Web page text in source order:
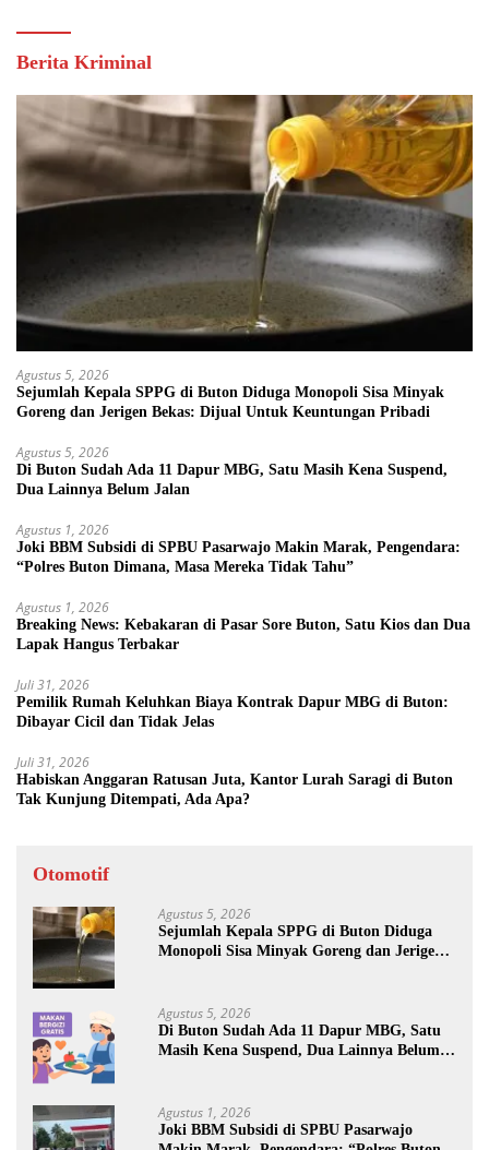
Berita Kriminal
Agustus 5, 2026
Sejumlah Kepala SPPG di Buton Diduga Monopoli Sisa Minyak
Goreng dan Jerigen Bekas: Dijual Untuk Keuntungan Pribadi
Agustus 5, 2026
Di Buton Sudah Ada 11 Dapur MBG, Satu Masih Kena Suspend,
Dua Lainnya Belum Jalan
Agustus 1, 2026
Joki BBM Subsidi di SPBU Pasarwajo Makin Marak, Pengendara:
“Polres Buton Dimana, Masa Mereka Tidak Tahu”
Agustus 1, 2026
Breaking News: Kebakaran di Pasar Sore Buton, Satu Kios dan Dua
Lapak Hangus Terbakar
Juli 31, 2026
Pemilik Rumah Keluhkan Biaya Kontrak Dapur MBG di Buton:
Dibayar Cicil dan Tidak Jelas
Juli 31, 2026
Habiskan Anggaran Ratusan Juta, Kantor Lurah Saragi di Buton
Tak Kunjung Ditempati, Ada Apa?
Otomotif
Agustus 5, 2026
Sejumlah Kepala SPPG di Buton Diduga
Monopoli Sisa Minyak Goreng dan Jerigen
Agustus 5, 2026
Di Buton Sudah Ada 11 Dapur MBG, Satu
Masih Kena Suspend, Dua Lainnya Belum
Agustus 1, 2026
Joki BBM Subsidi di SPBU Pasarwajo